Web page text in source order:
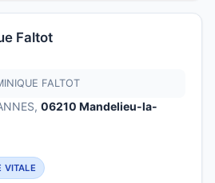
Faltot
FALTOT
06210 Mandelieu-la-
VITALE